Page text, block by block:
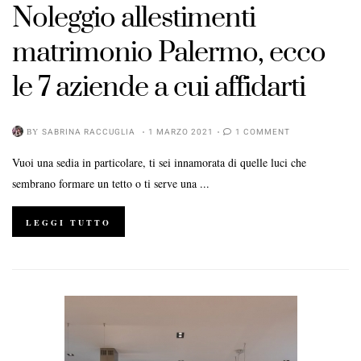
Noleggio allestimenti
matrimonio Palermo, ecco
le 7 aziende a cui affidarti
BY SABRINA RACCUGLIA 1 MARZO 2021 1 COMMENT
Vuoi una sedia in particolare, ti sei innamorata di quelle luci che
sembrano formare un tetto o ti serve una ...
LEGGI TUTTO